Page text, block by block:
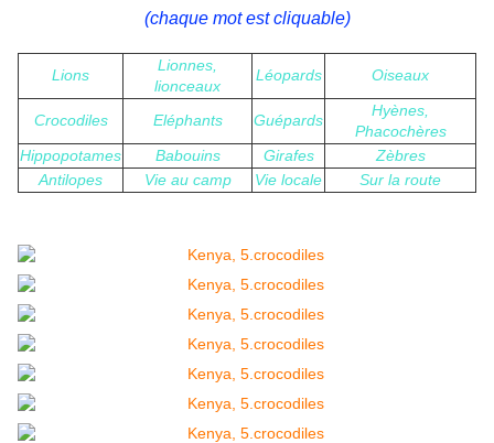
(chaque mot est cliquable)
Lions
Lionnes,
lionceaux
Léopards Oiseaux
Crocodiles Eléphants Guépards
Hyènes,
Phacochères
Hippopotames
Babouins Girafes
Zèbres
Antilopes
Vie au camp Vie locale Sur la route